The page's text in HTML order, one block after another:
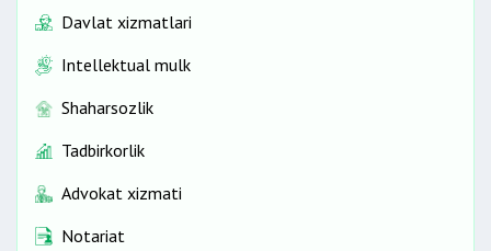
Davlat xizmatlari
Intellektual mulk
Shaharsozlik
Tadbirkorlik
Advokat xizmati
Notariat